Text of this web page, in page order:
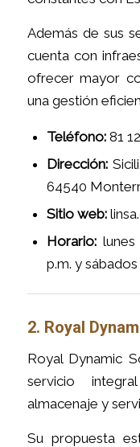
Además de sus
cuenta con
ofrecer mayor
una gestión
Teléfono:81
Dirección:
64540
Sitio web:
Horario:lunes
p.m. y sábados
2. Royal
Royal Dynamic
servicio
almacenaje y
Su propuesta